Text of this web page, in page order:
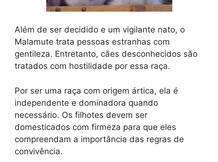
Além de ser decidido e um vigilante nato, o
Malamute trata pessoas estranhas com
gentileza. Entretanto, cães desconhecidos são
tratados com hostilidade por essa raça.
Por ser uma raça com origem ártica, ela é
independente e dominadora quando
necessário. Os filhotes devem ser
domesticados com firmeza para que eles
compreendam a importância das regras de
convivência.